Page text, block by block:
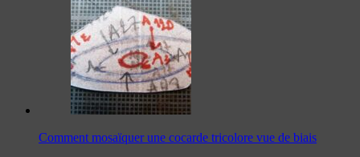
Comment mosaïquer une cocarde tricolore vue de biais